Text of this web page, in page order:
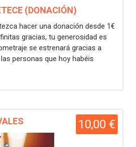
(DONACIÓN)
hacer una donación desde 1€
gracias, tu generosidad es
se estrenará gracias a
personas que hoy habéis
10,00 €